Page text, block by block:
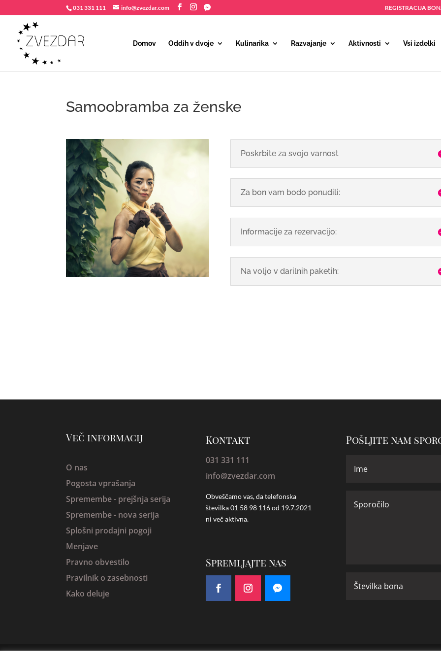
031 331 111 info@zvezdar.com REGISTRACIJA
Domov Oddih v dvoje Kulinarika Razvajanje Aktivnosti Vsi izdelki
Samoobramba za ženske
Poskrbite za svojo varnost
Za bon vam bodo ponudili:
Informacije za rezervacijo:
Na voljo v darilnih paketih:
Več informacij
O nas
Pogosta vprašanja
Spremembe - prejšnja serija
Spremembe - nova serija
Splošni prodajni pogoji
Menjave
Pravno obvestilo
Pravilnik o zasebnosti
Kako deluje
Kontakt
031 331 111
info@zvezdar.com
Obveščamo vas, da telefonska
številka01 58 98 116 od 19.7.2021
ni več aktivna.
Spremljajte nas
Pošljite nam